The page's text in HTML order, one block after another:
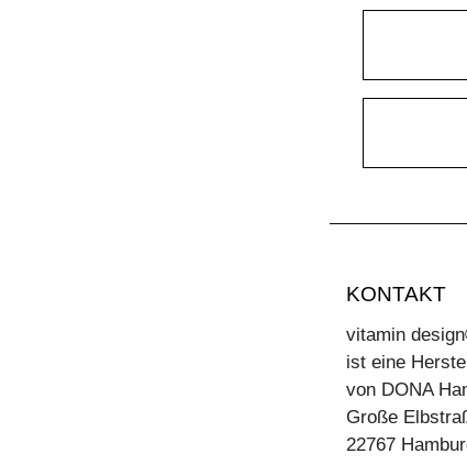
KONTAKT
vitamin
ist eine
von DONA
Große
22767